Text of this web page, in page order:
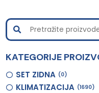
KATEGORIJE
SET ZIDNA 0
KLIMATIZACIJA 1690